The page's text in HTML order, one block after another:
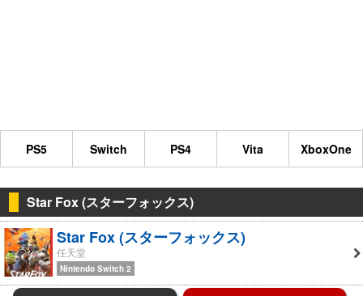
PS5 Switch PS4 Vita XboxOne
Star Fox (スターフォックス)
Star Fox (スターフォックス)
任天堂
Nintendo Switch 2